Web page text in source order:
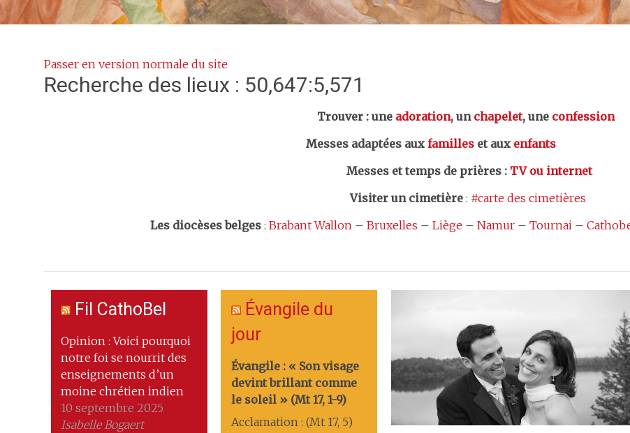
Passer en version normale du site
Recherche des lieux : 50,647:5,571
Trouver : une adoration, un chapelet, une confession
Messes adaptées aux familles et aux enfants
Messes et temps de prières : TV ou internet
Visiter un cimetière : #carte des cimetières
Les diocèses belges : Brabant Wallon – Bruxelles – Liège – Namur – Tournai –
Fil CathoBel
Opinion : Voici pourquoi
notre foi se nourrit des
enseignements d’un
moine chrétien indien
10 septembre 2025
Isabelle Bogaert
Évangile du
jour
Évangile : « Son visage
devint brillant comme
le soleil » (Mt 17, 1-9)
Acclamation : (Mt 17, 5)